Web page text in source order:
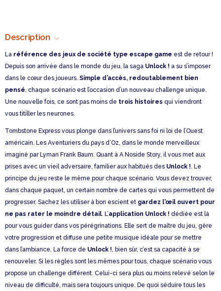
Description
La référence des jeux de société type escape game est de retour !
Depuis son arrivée dans le monde du jeu, la saga Unlock ! a su s’imposer
dans le cœur des joueurs. Simple d’accès, redoutablement bien
pensé, chaque scénario est l’occasion d’un nouveau challenge unique.
Une nouvelle fois, ce sont pas moins de trois histoires qui viendront
vous titiller les neurones.
Tombstone Express vous plonge dans l’univers sans foi ni loi de l’Ouest
américain. Les Aventuriers du pays d’Oz, dans le monde merveilleux
imaginé par Lyman Frank Baum. Quant à A Noside Story, il vous met aux
prises avec un vieil adversaire, familier aux habitués des Unlock !. Le
principe du jeu reste le même pour chaque scénario. Vous devez trouver,
dans chaque paquet, un certain nombre de cartes qui vous permettent de
progresser. Sachez les utiliser à bon escient et gardez l'œil ouvert pour
ne pas rater le moindre détail. L’application Unlock ! dédiée est là
pour vous guider dans vos pérégrinations. Elle sert de maître du jeu, gère
votre progression et diffuse une petite musique idéale pour se mettre
dans l’ambiance. La force de Unlock !, bien sûr, c’est sa capacité à se
renouveler. Si les règles sont les mêmes pour tous, chaque scénario vous
propose un challenge différent. Celui-ci sera plus ou moins relevé selon le
niveau de difficulté, mais sera toujours unique. De quoi séduire tous les